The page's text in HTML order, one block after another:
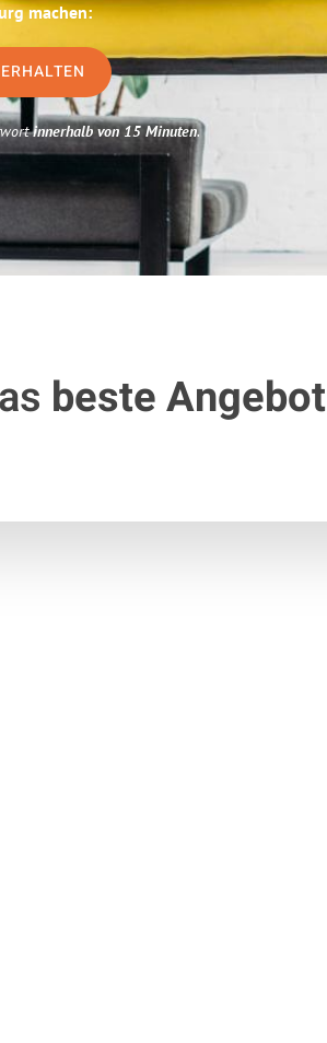
machen:
innerhalb von 15 Minuten.
beste Angebot